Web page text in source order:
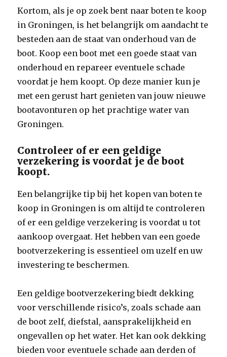
Kortom, als je op zoek bent naar boten te koop
in Groningen, is het belangrijk om aandacht te
besteden aan de staat van onderhoud van de
boot. Koop een boot met een goede staat van
onderhoud en repareer eventuele schade
voordat je hem koopt. Op deze manier kun je
met een gerust hart genieten van jouw nieuwe
bootavonturen op het prachtige water van
Groningen.
Controleer of er een geldige
verzekering is voordat je de boot
koopt.
Een belangrijke tip bij het kopen van boten te
koop in Groningen is om altijd te controleren
of er een geldige verzekering is voordat u tot
aankoop overgaat. Het hebben van een goede
bootverzekering is essentieel om uzelf en uw
investering te beschermen.
Een geldige bootverzekering biedt dekking
voor verschillende risico’s, zoals schade aan
de boot zelf, diefstal, aansprakelijkheid en
ongevallen op het water. Het kan ook dekking
bieden voor eventuele schade aan derden of